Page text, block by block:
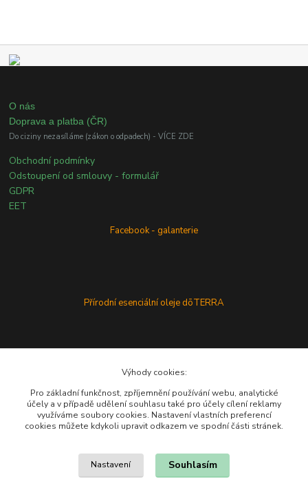
O nás
Doprava a platba (ČR)
Do ciziny nezasíláme (zákon o odpadech) - VÍCE ZDE
Obchodní podmínky
Odstoupení od smlouvy - formulář
GDPR
EET
Facebook - galanterie
Přírodní esenciální oleje dōTERRA
Výhody cookies:
Pro základní funkčnost, zpříjemnění používání webu, analytické
účely a v případě udělení souhlasu také pro účely cílení reklamy
využíváme soubory cookies. Nastavení vlastních preferencí
cookies můžete kdykoli upravit odkazem ve spodní části stránek.
Nastavení Souhlasím